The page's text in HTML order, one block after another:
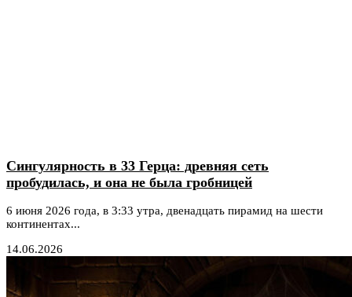
Сингулярность в 33 Герца: древняя сеть
пробудилась, и она не была гробницей
6 июня 2026 года, в 3:33 утра, двенадцать пирамид на шести
континентах...
14.06.2026